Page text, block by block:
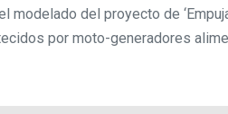
modelado del proyecto de
por moto-generadores